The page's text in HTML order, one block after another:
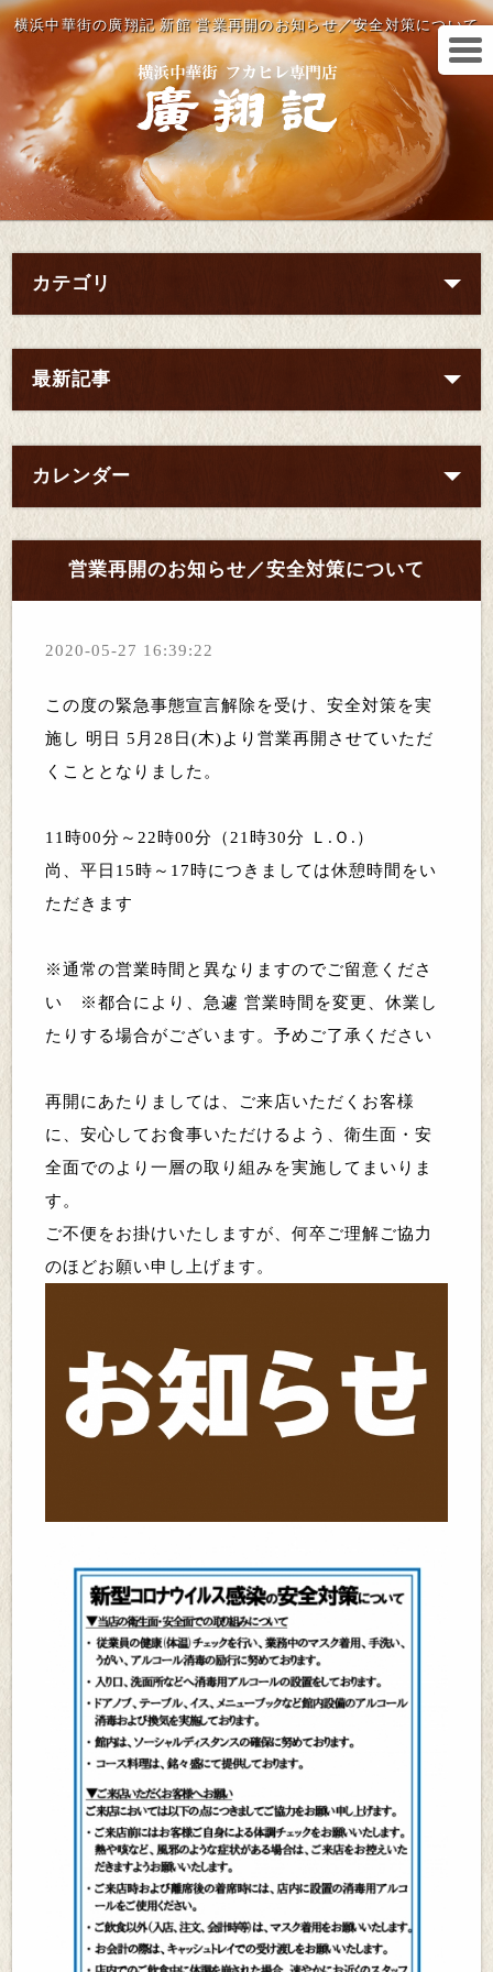
横浜中華街の廣翔記 新館 営業再開のお知らせ／安全対策について
カテゴリ
最新記事
カレンダー
営業再開のお知らせ／安全対策について
2020-05-27 16:39:22
この度の緊急事態宣言解除を受け、安全対策を実
施し 明日 5月28日(木)より営業再開させていただ
くこととなりました。
11時00分～22時00分（21時30分 Ｌ.Ｏ.）
尚、平日15時～17時につきましては休憩時間をい
ただきます
※通常の営業時間と異なりますのでご留意くださ
い ※都合により、急遽 営業時間を変更、休業し
たりする場合がございます。予めご了承ください
再開にあたりましては、ご来店いただくお客様
に、安心してお食事いただけるよう、衛生面・安
全面でのより一層の取り組みを実施してまいりま
す。
ご不便をお掛けいたしますが、何卒ご理解ご協力
のほどお願い申し上げます。